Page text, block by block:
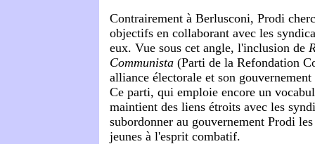
Contrairement à Berlusconi, Prodi
objectifs en collaborant avec les
eux. Vue sous cet angle, l'inclusion de
Communista (Parti de la Refondation
alliance électorale et son
Ce parti, qui emploie encore un
maintient des liens étroits avec les
subordonner au gouvernement Prodi
jeunes à l'esprit combatif.